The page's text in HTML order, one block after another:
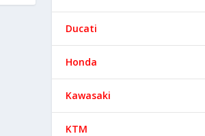
Ducati
Honda
Kawasaki
KTM